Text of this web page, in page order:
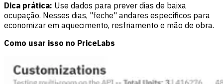
Dica prática: Use dados para prever dias de baixa
ocupação. Nesses dias, "feche" andares específicos para
economizar em aquecimento, resfriamento e mão de obra.
Como usar isso no PriceLabs